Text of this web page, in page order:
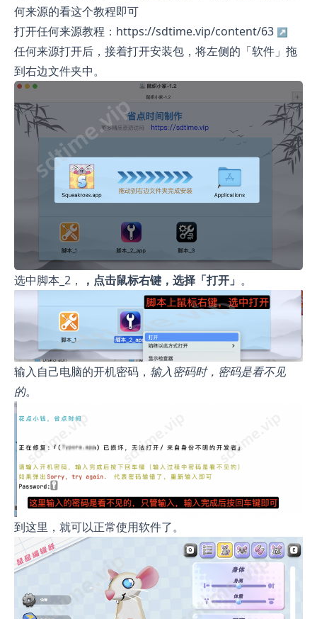
何来源的看这个教程即可
打开任何来源教程：https://sdtime.vip/content/63
任何来源打开后，接着打开安装包，将左侧的「软件」拖
到右边文件夹中。
选中脚本_2， ，点击鼠标右键，选择「打开」 。
输入自己电脑的开机密码， 输入密码时，密码是看不见
的。
到这里，就可以正常使用软件了。